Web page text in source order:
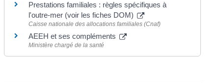
Prestations familiales : règles spécifiques à
l'outre-mer (voir les fiches DOM)
Caisse nationale des allocations familiales (Cnaf)
AEEH et ses compléments
Ministère chargé de la santé